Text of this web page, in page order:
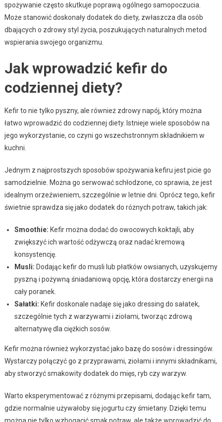
spożywanie często skutkuje poprawą ogólnego samopoczucia.
Może stanowić doskonały dodatek do diety, zwłaszcza dla osób
dbających o zdrowy styl życia, poszukujących naturalnych metod
wspierania swojego organizmu.
Jak wprowadzić kefir do
codziennej diety?
Kefir to nie tylko pyszny, ale również zdrowy napój, który można
łatwo wprowadzić do codziennej diety. Istnieje wiele sposobów na
jego wykorzystanie, co czyni go wszechstronnym składnikiem w
kuchni.
Jednym z najprostszych sposobów spożywania kefiru jest picie go
samodzielnie. Można go serwować schłodzone, co sprawia, że jest
idealnym orzeźwieniem, szczególnie w letnie dni. Oprócz tego, kefir
świetnie sprawdza się jako dodatek do różnych potraw, takich jak:
Smoothie: Kefir można dodać do owocowych koktajli, aby
zwiększyć ich wartość odżywczą oraz nadać kremową
konsystencję.
Musli: Dodając kefir do musli lub płatków owsianych, uzyskujemy
pyszną i pożywną śniadaniową opcję, która dostarczy energii na
cały poranek.
Sałatki: Kefir doskonale nadaje się jako dressing do sałatek,
szczególnie tych z warzywami i ziołami, tworząc zdrową
alternatywę dla ciężkich sosów.
Kefir można również wykorzystać jako bazę do sosów i dressingów.
Wystarczy połączyć go z przyprawami, ziołami i innymi składnikami,
aby stworzyć smakowity dodatek do mięs, ryb czy warzyw.
Warto eksperymentować z różnymi przepisami, dodając kefir tam,
gdzie normalnie używałoby się jogurtu czy śmietany. Dzięki temu
można nie tylko wzbogacić smak potraw, ale także wprowadzić do